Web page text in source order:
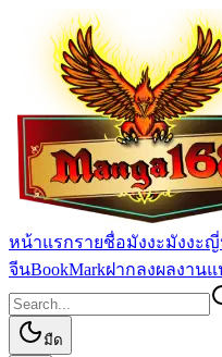
หน้าแรกรายชื่อมังงะมังงะ
จีนBookMarkฝากลงผลงานแ
มืด